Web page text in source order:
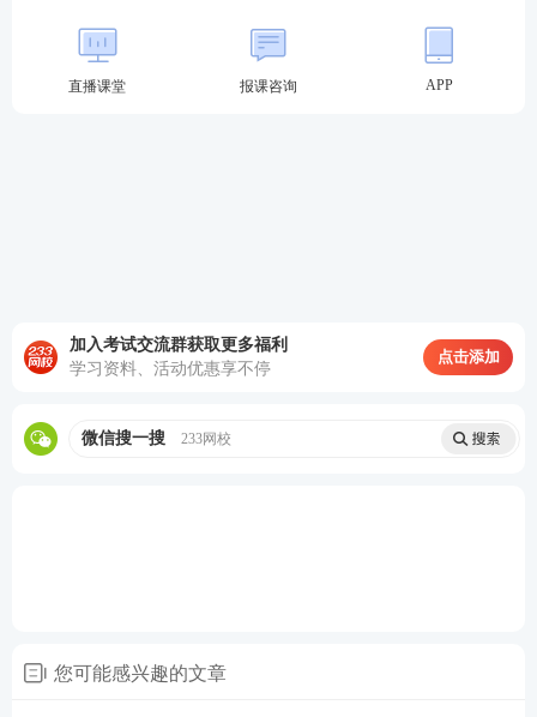
B. 对
题
每天的有效学习时间在2h以上，备考期间
可以根据个人的学习情况进行调整。这一阶段
结束就做一个章节的习题
冲刺阶段——模考金题班+题库模拟题+题库点
直播课堂 报课咨询 APP
加入考试交流群获取更多福利
学习资料、活动优惠享不停
点击添加
微信搜一搜 233网校
您可能感兴趣的文章